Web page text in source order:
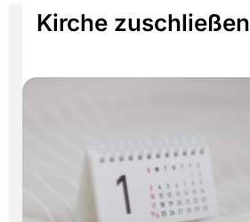
Kirche zuschließen